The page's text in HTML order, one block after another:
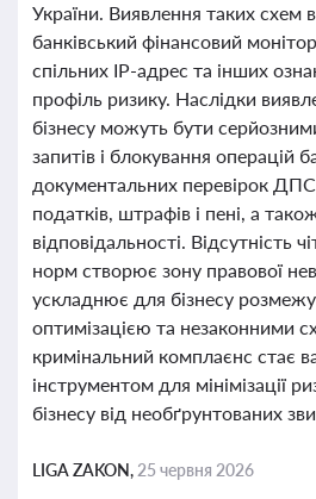
України. Виявлення таких схем
банківський фінансовий
спільних IP-адрес та інших
профіль ризику. Наслідки
бізнесу можуть бути
запитів і блокування операцій
документальних перевірок
податків, штрафів і пені, а
відповідальності. Відсутність
норм створює зону правової
ускладнює для бізнесу
оптимізацією та незаконними
кримінальний комплаєнс стає
інструментом для мінімізації
бізнесу від необґрунтованих
LIGA ZAKON, 25 червня 2026